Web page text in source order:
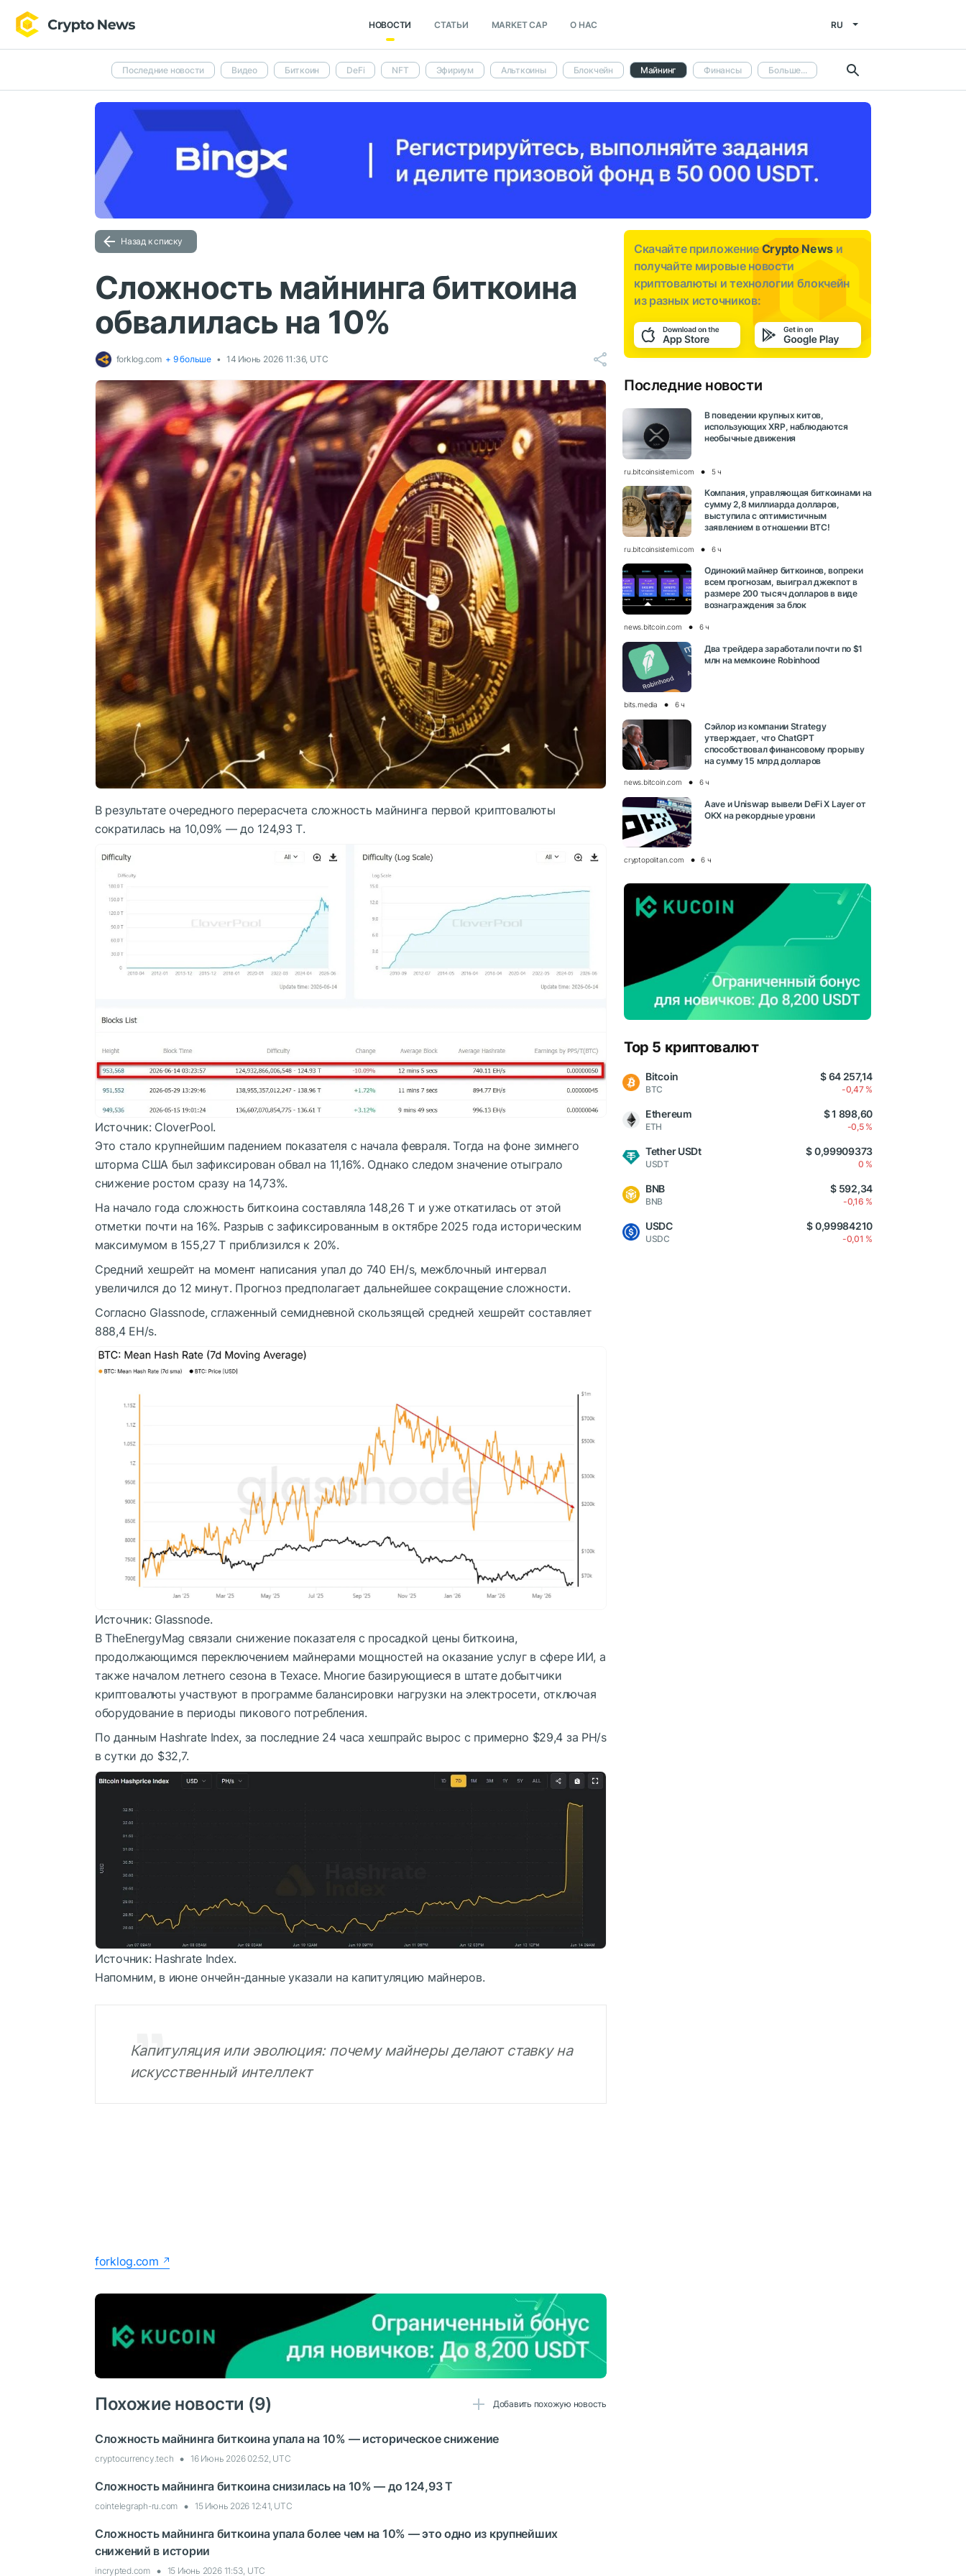
НОВОСТИ СТАТЬИ MARKET CAP О НАС RU
Последние новости Видео Биткоин DeFi NFT Эфириум Альткоины Блокчейн Майнинг Финансы Больше...
Назад к списку
Сложность майнинга биткоина
обвалилась на 10%
forklog.com + 9 больше 14 Июнь 2026 11:36, UTC
В результате очередного перерасчета сложность майнинга первой криптовалюты
сократилась на 10,09% — до 124,93 Т.
Источник: CloverPool.
Это стало крупнейшим падением показателя с начала февраля. Тогда на фоне зимнего
шторма США был зафиксирован обвал на 11,16%. Однако следом значение отыграло
снижение ростом сразу на 14,73%.
На начало года сложность биткоина составляла 148,26 Т и уже откатилась от этой
отметки почти на 16%. Разрыв с зафиксированным в октябре 2025 года историческим
максимумом в 155,27 Т приблизился к 20%.
Средний хешрейт на момент написания упал до 740 EH/s, межблочный интервал
увеличился до 12 минут. Прогноз предполагает дальнейшее сокращение сложности.
Согласно Glassnode, сглаженный семидневной скользящей средней хешрейт составляет
888,4 EH/s.
Источник: Glassnode.
В TheEnergyMag связали снижение показателя с просадкой цены биткоина,
продолжающимся переключением майнерами мощностей на оказание услуг в сфере ИИ, а
также началом летнего сезона в Техасе. Многие базирующиеся в штате добытчики
криптовалюты участвуют в программе балансировки нагрузки на электросети, отключая
оборудование в периоды пикового потребления.
По данным Hashrate Index, за последние 24 часа хешпрайс вырос с примерно $29,4 за PH/s
в сутки до $32,7.
Источник: Hashrate Index.
Напомним, в июне ончейн-данные указали на капитуляцию майнеров.
Капитуляция или эволюция: почему майнеры делают ставку на
искусственный интеллект
forklog.com
Похожие новости (9) Добавить похожую новость
Сложность майнинга биткоина упала на 10% — историческое снижение
cryptocurrency.tech 16 Июнь 2026 02:52, UTC
Сложность майнинга биткоина снизилась на 10% — до 124,93 Т
cointelegraph-ru.com 15 Июнь 2026 12:41, UTC
Сложность майнинга биткоина упала более чем на 10% — это одно из крупнейших
снижений в истории
incrypted.com 15 Июнь 2026 11:53, UTC
Скачайте приложениеCrypto News и
получайте мировые новости
криптовалюты и технологии блокчейн
из разных источников:
Последние новости
В поведении крупных китов,
использующих XRP, наблюдаются
необычные движения
ru.bitcoinsistemi.com 5 ч
Компания, управляющая биткоинами на
сумму 2,8 миллиарда долларов,
выступила с оптимистичным
заявлением в отношении BTC!
ru.bitcoinsistemi.com 6 ч
Одинокий майнер биткоинов, вопреки
всем прогнозам, выиграл джекпот в
размере 200 тысяч долларов в виде
вознаграждения за блок
news.bitcoin.com 6 ч
Два трейдера заработали почти по $1
млн на мемкоине Robinhood
bits.media 6 ч
Сэйлор из компании Strategy
утверждает, что ChatGPT
способствовал финансовому прорыву
на сумму 15 млрд долларов
news.bitcoin.com 6 ч
Aave и Uniswap вывели DeFi X Layer от
OKX на рекордные уровни
cryptopolitan.com 6 ч
Top 5 криптовалют
Bitcoin
BTC
$ 64 257,14
-0,47 %
Ethereum
ETH
$ 1 898,60
-0,5 %
Tether USDt
USDT
$ 0,99909373
0 %
BNB
BNB
$ 592,34
-0,16 %
USDC
USDC
$ 0,99984210
-0,01 %